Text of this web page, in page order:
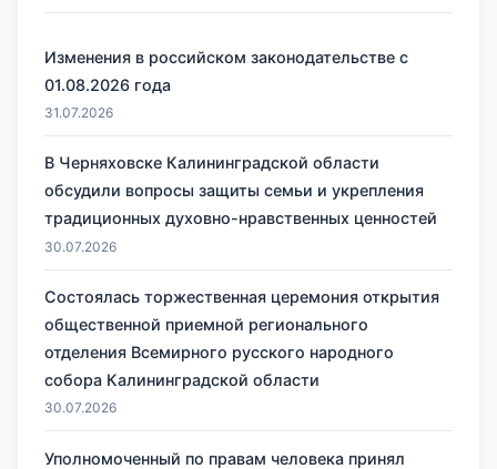
Изменения в российском законодательстве с
01.08.2026 года
31.07.2026
В Черняховске Калининградской области
обсудили вопросы защиты семьи и укрепления
традиционных духовно-нравственных ценностей
30.07.2026
Состоялась торжественная церемония открытия
общественной приемной регионального
отделения Всемирного русского народного
собора Калининградской области
30.07.2026
Уполномоченный по правам человека принял